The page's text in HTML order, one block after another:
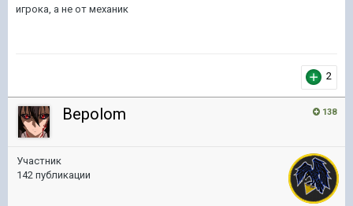
игрока, а не от механик
2
138
Bepolom
Участник
142 публикации